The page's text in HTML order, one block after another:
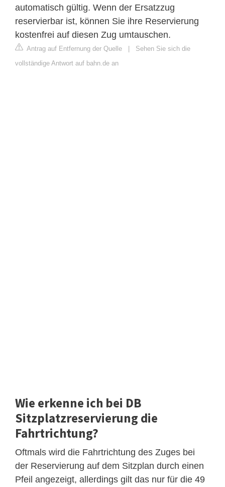
automatisch gültig. Wenn der Ersatzzug
reservierbar ist, können Sie ihre Reservierung
kostenfrei auf diesen Zug umtauschen.
Antrag auf Entfernung der Quelle | Sehen Sie sich die
vollständige Antwort auf bahn.de an
Wie erkenne ich bei DB
Sitzplatzreservierung die
Fahrtrichtung?
Oftmals wird die Fahrtrichtung des Zuges bei
der Reservierung auf dem Sitzplan durch einen
Pfeil angezeigt, allerdings gilt das nur für die 49